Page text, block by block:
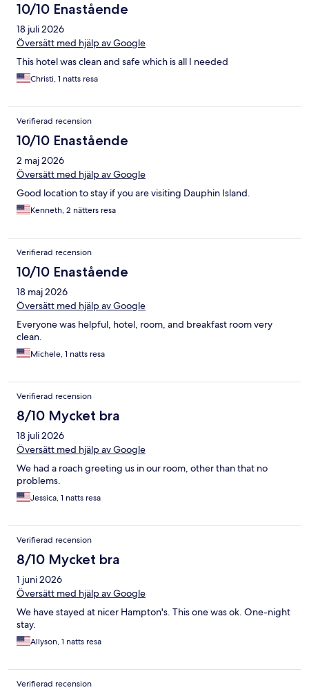
10/10 Enastående
18 juli 2026
Översätt med hjälp av Google
This hotel was clean and safe which is all I needed
Christi, 1 natts resa
Verifierad recension
10/10 Enastående
2 maj 2026
Översätt med hjälp av Google
Good location to stay if you are visiting Dauphin Island.
Kenneth, 2 nätters resa
Verifierad recension
10/10 Enastående
18 maj 2026
Översätt med hjälp av Google
Everyone was helpful, hotel, room, and breakfast room very
clean.
Michele, 1 natts resa
Verifierad recension
8/10 Mycket bra
18 juli 2026
Översätt med hjälp av Google
We had a roach greeting us in our room, other than that no
problems.
Jessica, 1 natts resa
Verifierad recension
8/10 Mycket bra
1 juni 2026
Översätt med hjälp av Google
We have stayed at nicer Hampton's. This one was ok. One-night
stay.
Allyson, 1 natts resa
Verifierad recension